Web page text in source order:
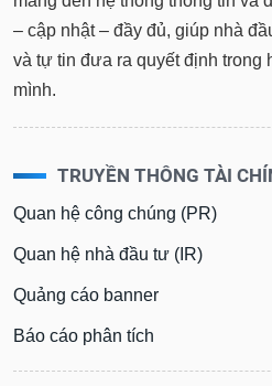
– cập nhật – đầy đủ, giúp nhà
và tự tin đưa ra quyết định trong
mình.
TRUYỀN THÔNG TÀI
Quan hệ công chúng (PR)
Quan hệ nhà đầu tư (IR)
Quảng cáo banner
Báo cáo phân tích